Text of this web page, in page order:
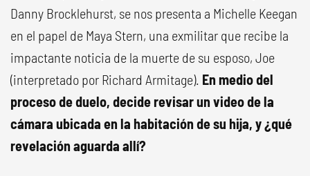
Danny Brocklehurst, se nos presenta a Michelle Keegan
en el papel de Maya Stern, una exmilitar que recibe la
impactante noticia de la muerte de su esposo, Joe
(interpretado por Richard Armitage). En medio del
proceso de duelo, decide revisar un video de la
cámara ubicada en la habitación de su hija, y ¿qué
revelación aguarda allí?